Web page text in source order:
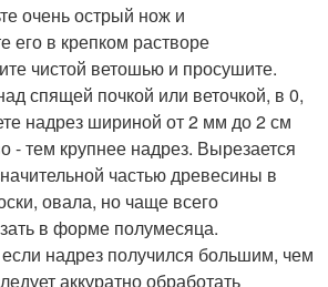
очень острый нож и
его в крепком растворе
чистой ветошью и просушите.
спящей почкой или веточкой, в 0,
надрез шириной от 2 мм до 2 см
- тем крупнее надрез. Вырезается
частью древесины в
овала, но чаще всего
в форме полумесяца.
надрез получился большим, чем
аккуратно обработать